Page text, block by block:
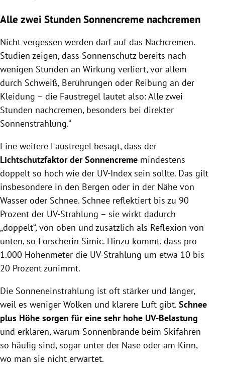
Alle zwei Stunden Sonnencreme nachcremen
Nicht vergessen werden darf auf das Nachcremen.
Studien zeigen, dass Sonnenschutz bereits nach
wenigen Stunden an Wirkung verliert, vor allem
durch Schweiß, Berührungen oder Reibung an der
Kleidung – die Faustregel lautet also: Alle zwei
Stunden nachcremen, besonders bei direkter
Sonnenstrahlung.“
Eine weitere Faustregel besagt, dass der
Lichtschutzfaktor der Sonnencreme mindestens
doppelt so hoch wie der UV-Index sein sollte. Das gilt
insbesondere in den Bergen oder in der Nähe von
Wasser oder Schnee. Schnee reflektiert bis zu 90
Prozent der UV-Strahlung – sie wirkt dadurch
„doppelt“, von oben und zusätzlich als Reflexion von
unten, so Forscherin Simic. Hinzu kommt, dass pro
1.000 Höhenmeter die UV-Strahlung um etwa 10 bis
20 Prozent zunimmt.
Die Sonneneinstrahlung ist oft stärker und länger,
weil es weniger Wolken und klarere Luft gibt. Schnee
plus Höhe sorgen für eine sehr hohe UV-Belastung
und erklären, warum Sonnenbrände beim Skifahren
so häufig sind, sogar unter der Nase oder am Kinn,
wo man sie nicht erwartet.